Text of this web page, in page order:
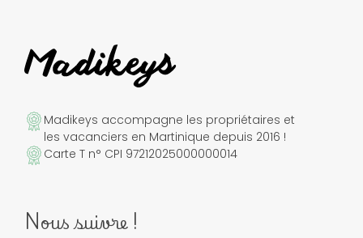
Madikeys accompagne les propriétaires et
les vacanciers en Martinique depuis 2016 !
Carte T n° CPI 97212025000000014
Nous suivre !